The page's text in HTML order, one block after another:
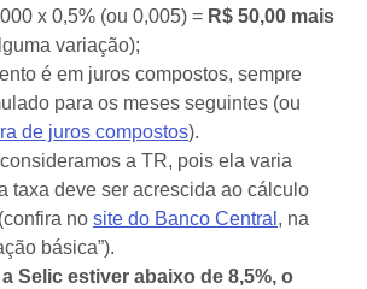
x 0,5% (ou 0,005) = R$ 50,00 mais
variação);
é em juros compostos, sempre
para os meses seguintes (ou
de juros compostos).
a TR, pois ela varia
taxa deve ser acrescida ao cálculo
no site do Banco Central , na
básica”).
Selic estiver abaixo de 8,5%, o